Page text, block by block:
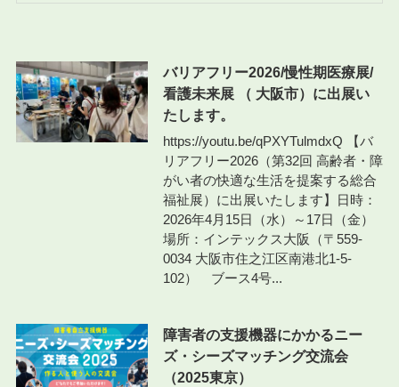
バリアフリー2026/慢性期医療展/
看護未来展 （ 大阪市）に出展い
たします。
https://youtu.be/qPXYTulmdxQ 【バ
リアフリー2026（第32回 高齢者・障
がい者の快適な生活を提案する総合
福祉展）に出展いたします】日時：
2026年4月15日（水）～17日（金）
場所：インテックス大阪（〒559-
0034 大阪市住之江区南港北1-5-
102） ブース4号...
障害者の支援機器にかかるニー
ズ・シーズマッチング交流会
（2025東京）